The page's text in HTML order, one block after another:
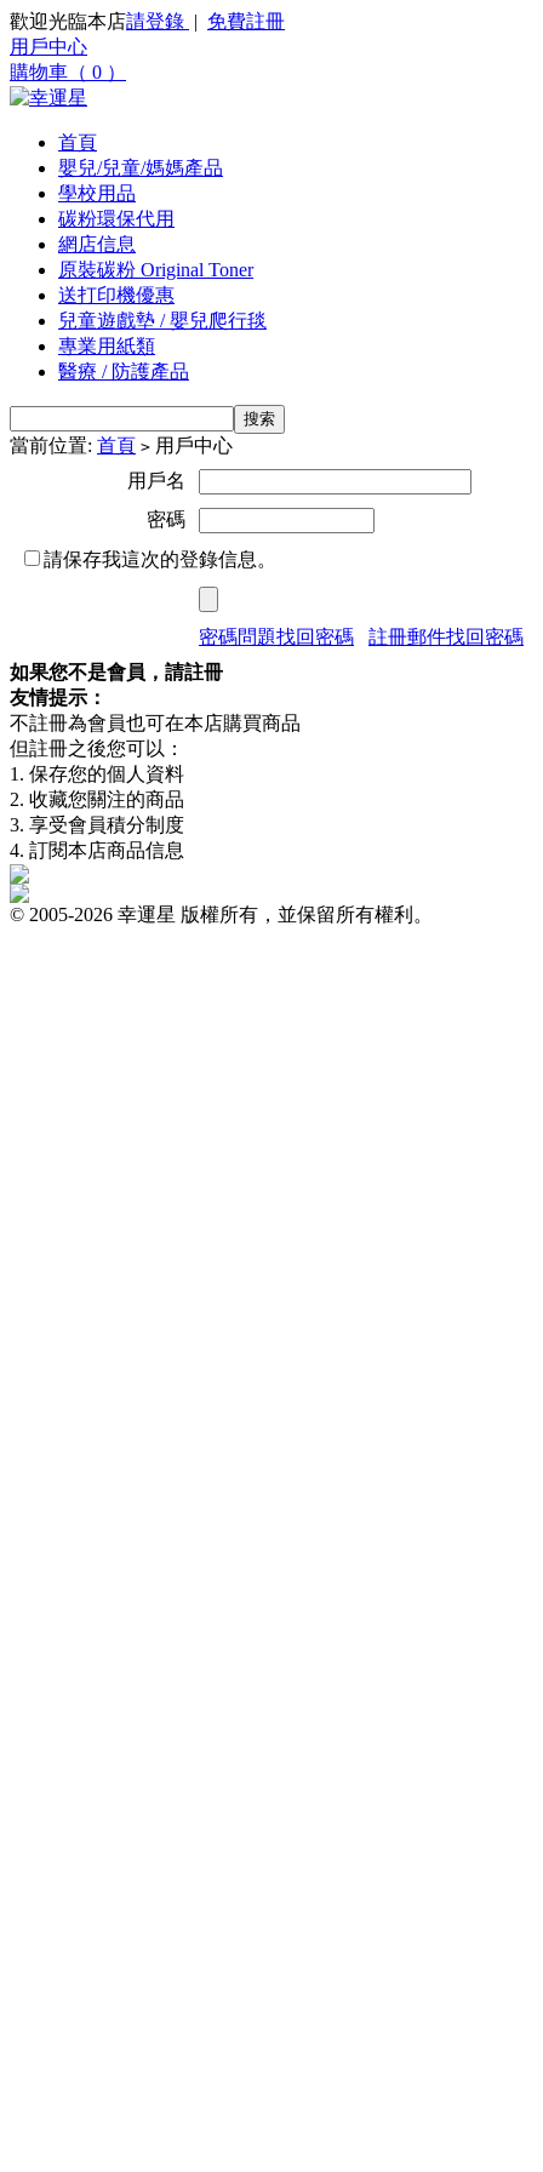
歡迎光臨本店請登錄 | 免費註冊
用戶中心
購物車（ 0 ）
首頁
嬰兒/兒童/媽媽產品
學校用品
碳粉環保代用
網店信息
原裝碳粉 Original Toner
送打印機優惠
兒童遊戲墊 / 嬰兒爬行毯
專業用紙類
醫療 / 防護產品
當前位置: 首頁 > 用戶中心
用戶名
密碼
請保存我這次的登錄信息。
密碼問題找回密碼
註冊郵件找回密碼
如果您不是會員，請註冊
友情提示：
不註冊為會員也可在本店購買商品
但註冊之後您可以：
1. 保存您的個人資料
2. 收藏您關注的商品
3. 享受會員積分制度
4. 訂閱本店商品信息
© 2005-2026 幸運星 版權所有，並保留所有權利。